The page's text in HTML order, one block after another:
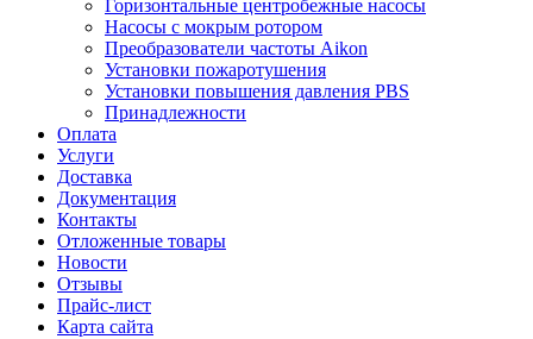
Горизонтальные центробежные насосы
Насосы с мокрым ротором
Преобразователи частоты Aikon
Установки пожаротушения
Установки повышения давления PBS
Принадлежности
Оплата
Услуги
Доставка
Документация
Контакты
Отложенные товары
Новости
Отзывы
Прайс-лист
Карта сайта